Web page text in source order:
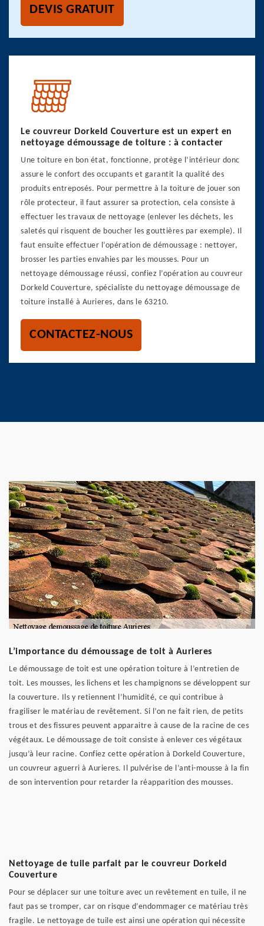
DEVIS GRATUIT
Le couvreur Dorkeld Couverture est un expert en
nettoyage démoussage de toiture : à contacter
Une toiture en bon état, fonctionne, protège l’intérieur donc
assure le confort des occupants et garantit la qualité des
produits entreposés. Pour permettre à la toiture de jouer son
rôle protecteur, il faut assurer sa protection, cela consiste à
effectuer les travaux de nettoyage (enlever les déchets, les
saletés qui risquent de boucher les gouttières par exemple). Il
faut ensuite effectuer l’opération de démoussage : nettoyer,
brosser les parties envahies par les mousses. Pour un
nettoyage démoussage réussi, confiez l’opération au couvreur
Dorkeld Couverture, spécialiste du nettoyage démoussage de
toiture installé à Aurieres, dans le 63210.
CONTACTEZ-NOUS
L’importance du démoussage de toit à Aurieres
Le démoussage de toit est une opération toiture à l’entretien de
toit. Les mousses, les lichens et les champignons se développent sur
la couverture. Ils y retiennent l’humidité, ce qui contribue à
fragiliser le matériau de revêtement. Si l’on ne fait rien, de petits
trous et des fissures peuvent apparaitre à cause de la racine de ces
végétaux. Le démoussage de toit consiste à enlever ces végétaux
jusqu’à leur racine. Confiez cette opération à Dorkeld Couverture,
un couvreur aguerri à Aurieres. Il pulvérise de l’anti-mousse à la fin
de son intervention pour retarder la réapparition des mousses.
Nettoyage de tuile parfait par le couvreur Dorkeld
Couverture
Pour se déplacer sur une toiture avec un revêtement en tuile, il ne
faut pas se tromper, car on risque d’endommager ce matériau très
fragile. Le nettoyage de tuile est ainsi une opération qui nécessite